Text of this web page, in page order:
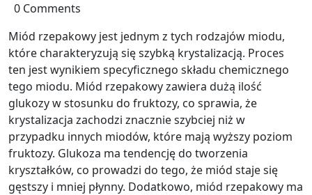
0 Comments
Miód rzepakowy jest jednym z tych rodzajów miodu,
które charakteryzują się szybką krystalizacją. Proces
ten jest wynikiem specyficznego składu chemicznego
tego miodu. Miód rzepakowy zawiera dużą ilość
glukozy w stosunku do fruktozy, co sprawia, że
krystalizacja zachodzi znacznie szybciej niż w
przypadku innych miodów, które mają wyższy poziom
fruktozy. Glukoza ma tendencję do tworzenia
kryształków, co prowadzi do tego, że miód staje się
gęstszy i mniej płynny. Dodatkowo, miód rzepakowy ma